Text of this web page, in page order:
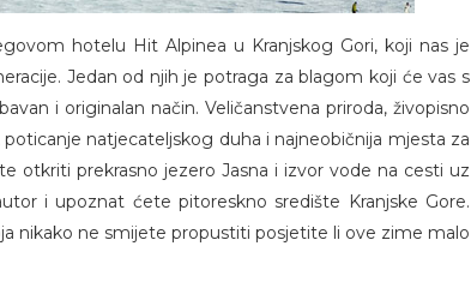
hotelu Hit Alpinea u Kranjskog Gori, koji nas je
Jedan od njih je potraga za blagom koji će vas s
i originalan način. Veličanstvena priroda, živopisno
natjecateljskog duha i najneobičnija mjesta za
otkriti prekrasno jezero Jasna i izvor vode na cesti uz
i upoznat ćete pitoreskno središte Kranjske Gore.
nikako ne smijete propustiti posjetite li ove zime malo